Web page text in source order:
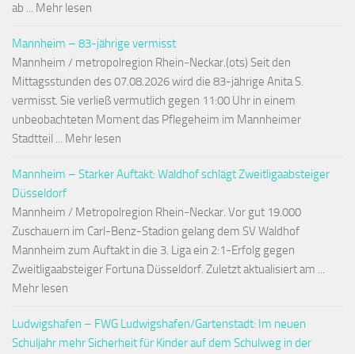
ab ... Mehr lesen
Mannheim – 83-jährige vermisst
Mannheim / metropolregion Rhein-Neckar.(ots) Seit den
Mittagsstunden des 07.08.2026 wird die 83-jährige Anita S.
vermisst. Sie verließ vermutlich gegen 11:00 Uhr in einem
unbeobachteten Moment das Pflegeheim im Mannheimer
Stadtteil ... Mehr lesen
Mannheim – Starker Auftakt: Waldhof schlägt Zweitligaabsteiger
Düsseldorf
Mannheim / Metropolregion Rhein-Neckar. Vor gut 19.000
Zuschauern im Carl-Benz-Stadion gelang dem SV Waldhof
Mannheim zum Auftakt in die 3. Liga ein 2:1-Erfolg gegen
Zweitligaabsteiger Fortuna Düsseldorf. Zuletzt aktualisiert am ...
Mehr lesen
Ludwigshafen – FWG Ludwigshafen/Gartenstadt: Im neuen
Schuljahr mehr Sicherheit für Kinder auf dem Schulweg in der